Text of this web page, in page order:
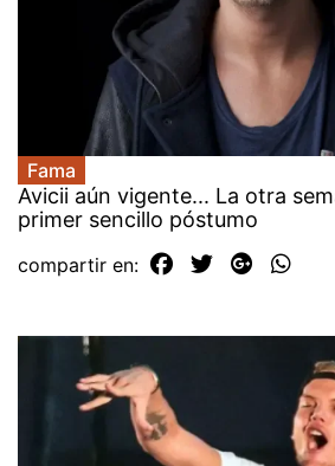
Fama
Avicii aún vigente... La otra
primer sencillo póstumo
compartir en: